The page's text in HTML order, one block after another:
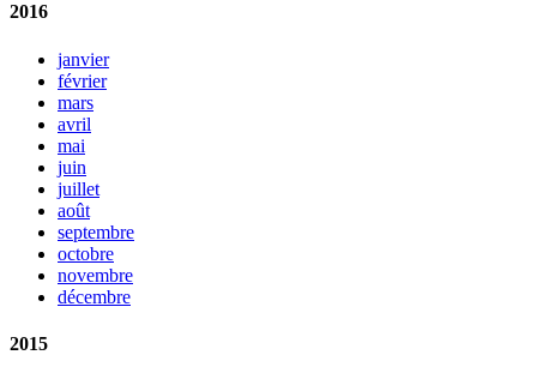
2016
janvier
février
mars
avril
mai
juin
juillet
août
septembre
octobre
novembre
décembre
2015